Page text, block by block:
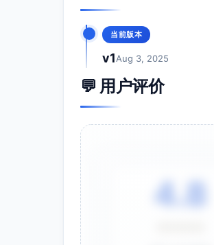
当前版本
v1Aug 3, 2025
💬 用户评价
4.8